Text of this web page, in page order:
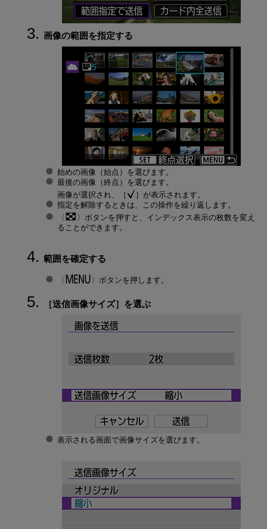
画像の範囲を指定する
始めの画像（始点）を選びます。
最後の画像（終点）を選びます。
画像が選択され、［
］が表示されます。
指定を解除するときは、この操作を繰り返します。
ボタンを押すと、インデックス表示の枚数を変え
ることができます。
範囲を確定する
ボタンを押します。
［送信画像サイズ］を選ぶ
表示される画面で画像サイズを選びます。